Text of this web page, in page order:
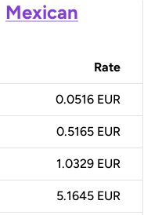
Mexican
Rate
0.0516 EUR
0.5165 EUR
1.0329 EUR
5.1645 EUR